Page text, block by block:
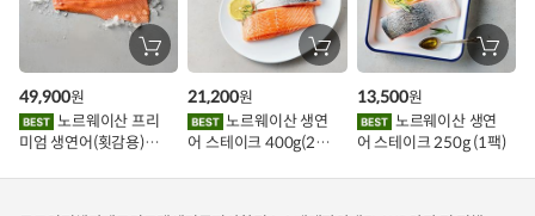
장
바
에
담
기
노르웨이산 프리
미엄 생연어(횟감용)
49,900원
장
바
에
담
기
노르웨이산 생연
어 스테이크 400g(2조
21,200원
장
바
에
담
기
어 스테이크 250g (1팩)
13,500원